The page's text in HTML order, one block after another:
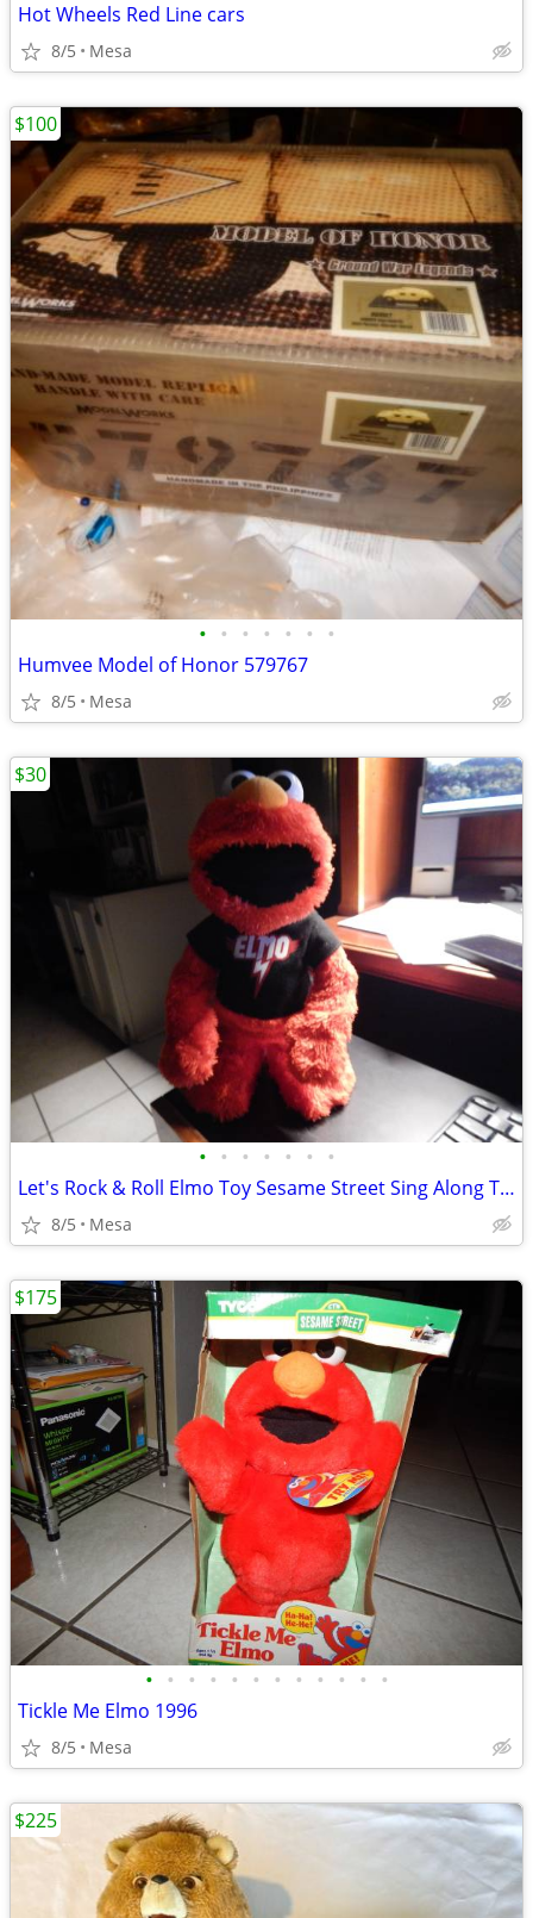
Hot Wheels Red Line cars
8/5 Mesa
• • • • • • •
Humvee Model of Honor 579767
8/5 Mesa
$100
• • • • • • •
Let's Rock & Roll Elmo Toy Sesame Street Sing Along Talking
8/5 Mesa
$30
• • • • • • • • • • • •
Tickle Me Elmo 1996
8/5 Mesa
$175
$225